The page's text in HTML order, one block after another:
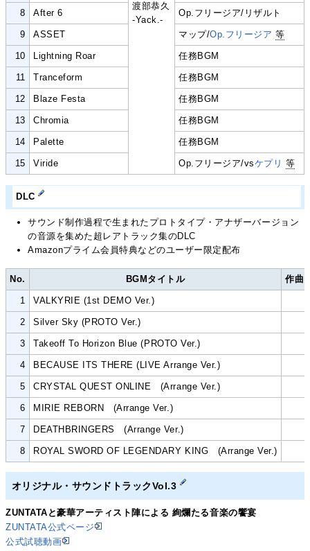
渡部恭久
-Yack.-
8 After 6 Op.フリージア/リザルト
9 ASSET マップ/Op.フリージア 等
10 Lightning Roar 任務BGM
11 Tranceform 任務BGM
12 Blaze Festa 任務BGM
13 Chromia 任務BGM
14 Palette 任務BGM
15 Viride Op.フリージア/vsケプリ 等
DLC
サウンド制作過程で生まれたプロトタイプ・アナザーバージョン
の音源を集めた超レアトラック集のDLC
Amazonプライム会員特典などのユーザー限定配布
No. BGMタイトル 作曲
1 VALKYRIE (1st DEMO Ver.)
2 Silver Sky (PROTO Ver.)
3 Takeoff To Horizon Blue (PROTO Ver.)
4 BECAUSE ITS THERE (LIVE Arrange Ver.)
5 CRYSTAL QUEST ONLINE (Arrange Ver.)
6 MIRIE REBORN (Arrange Ver.)
7 DEATHBRINGERS (Arrange Ver.)
8 ROYAL SWORD OF LEGENDARY KING (Arrange Ver.)
オリジナル・サウンドトラックVol.3
ZUNTATAと豪華アーティスト陣による 絢爛たる音楽の饗宴
ZUNTATA公式ページ
公式試聴動画